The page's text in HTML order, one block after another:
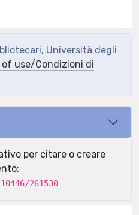
Università degli
of use/Condizioni di
per citare o creare
261530